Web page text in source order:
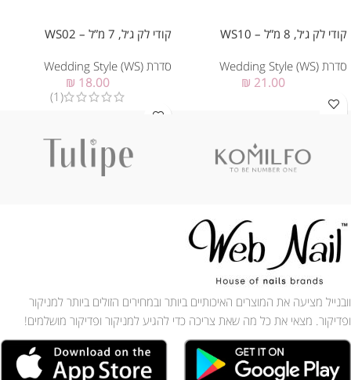
קודי לק ג׳ל, 8 מ”ל – WS10
סדרת Wedding Style (WS)
₪ 21.00
קודי לק ג׳ל, 7 מ”ל – WS02
סדרת Wedding Style (WS)
₪ 18.00
(1)
וובנייל מציעה את המוצרים האיכותיים ביותר ובמחירים הזולים ביותר למניקור
ופדיקור. מצאי את כל מה שאת צריכה כדי להגיע למניקור ופדיקור מושלמים!